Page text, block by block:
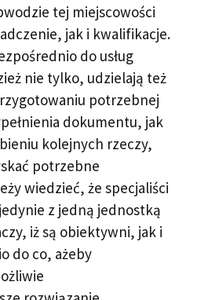
tej miejscowości
jak i kwalifikacje.
do usług
nie tylko, udzielają też
potrzebnej
dokumentu, jak
kolejnych rzeczy,
potrzebne
wiedzieć, że specjaliści
z jedną jednostką
iż są obiektywni, jak i
do co, ażeby